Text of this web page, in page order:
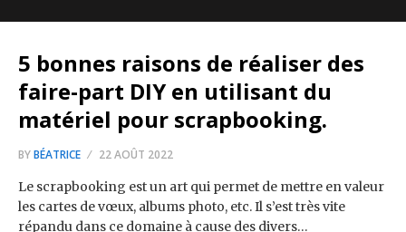
5 bonnes raisons de réaliser des
faire-part DIY en utilisant du
matériel pour scrapbooking.
BYBÉATRICE 22 AOÛT 2022
Le scrapbooking est un art qui permet de mettre en valeur
les cartes de vœux, albums photo, etc. Il s’est très vite
répandu dans ce domaine à cause des divers…